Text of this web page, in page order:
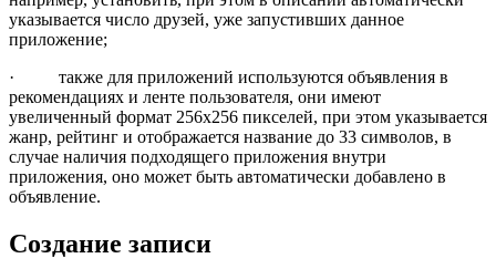
указывается число друзей, уже запустивших данное
приложение;
· также для приложений используются объявления в
рекомендациях и ленте пользователя, они имеют
увеличенный формат 256х256 пикселей, при этом указывается
жанр, рейтинг и отображается название до 33 символов, в
случае наличия подходящего приложения внутри
приложения, оно может быть автоматически добавлено в
объявление.
Создание записи